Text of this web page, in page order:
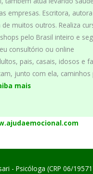
empresas. Escritora,
muitos outros. Realiza
pelo Brasil inteiro e
consultório ou online
pais, casais, idosos e
junto com ela, caminhos
mais
- Psicóloga (CRP 06/